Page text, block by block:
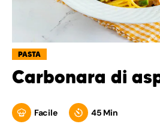
PASTA
Carbonara di
Facile 45 Min